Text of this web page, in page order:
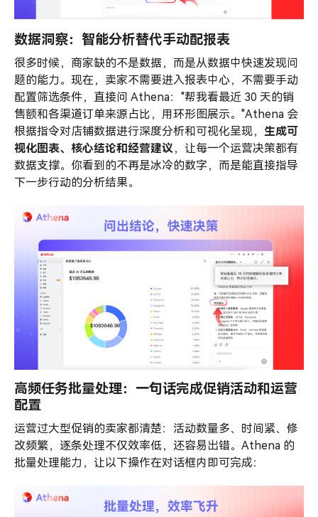
数据洞察：智能分析替代手动配报表
很多时候，商家缺的不是数据，而是从数据中快速发现问
题的能力。现在，卖家不需要进入报表中心，不需要手动
配置筛选条件，直接问 Athena："帮我看最近 30 天的销
售额和各渠道订单来源占比，用环形图展示。"Athena 会
根据指令对店铺数据进行深度分析和可视化呈现， 生成可
视化图表、核心结论和经营建议 ，让每一个运营决策都有
数据支撑。你看到的不再是冰冷的数字，而是能直接指导
下一步行动的分析结果。
高频任务批量处理：一句话完成促销活动和运营
配置
运营过大型促销的卖家都清楚：活动数量多、时间紧、修
改频繁，逐条处理不仅效率低，还容易出错。Athena 的
批量处理能力，让以下操作在对话框内即可完成：